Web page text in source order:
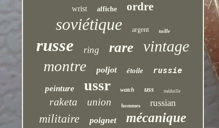
wrist affiche ordre
soviétique argent taille
russe ring rare vintage
montre poljot étoile
russie
peinture
ussr watch uss médaille
raketa union hommes russian
militaire poignet mécanique